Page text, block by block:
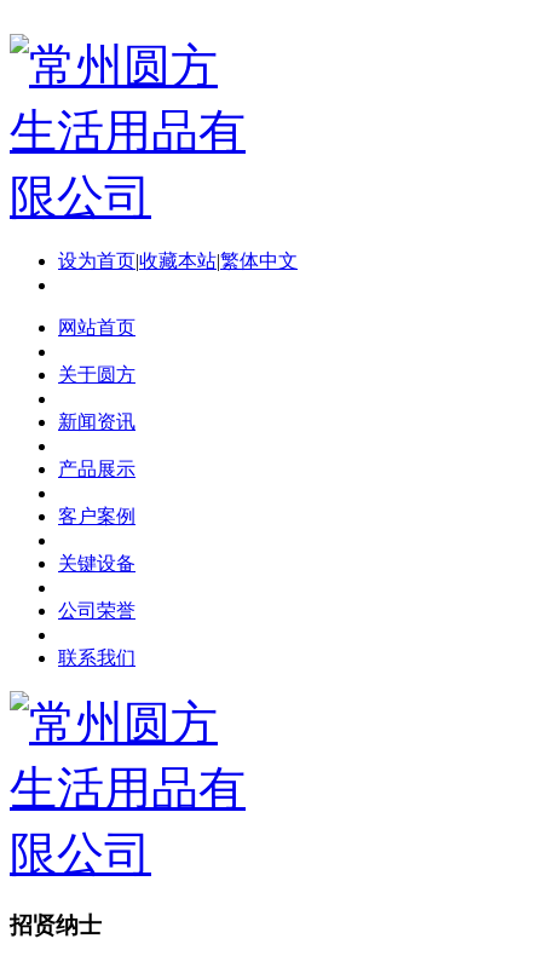
设为首页|收藏本站|繁体中文
网站首页
关于圆方
新闻资讯
产品展示
客户案例
关键设备
公司荣誉
联系我们
招贤纳士